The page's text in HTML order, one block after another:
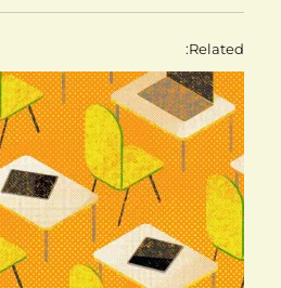
Related